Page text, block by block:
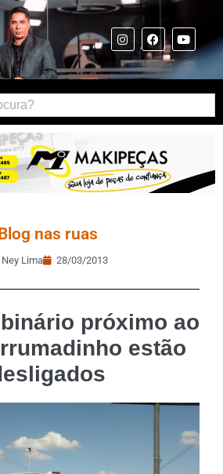
nas ruas
Ney Lima 28/03/2013
próximo ao
estão